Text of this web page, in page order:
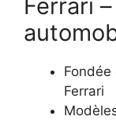
Ferrari
Fondée
Ferrari